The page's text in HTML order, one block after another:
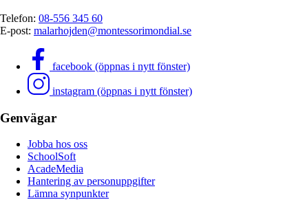
Telefon: 08-556 345 60
E-post: malarhojden@montessorimondial.se
facebook (öppnas i nytt fönster)
instagram (öppnas i nytt fönster)
Genvägar
Jobba hos oss
SchoolSoft
AcadeMedia
Hantering av personuppgifter
Lämna synpunkter